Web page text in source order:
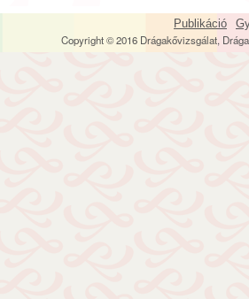
Publikáció
Copyright © 2016 Drágakővizsgálat,